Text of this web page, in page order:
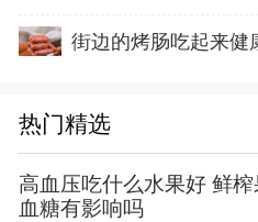
街边的烤肠吃起来健
热门精选
高血压吃什么水果好 鲜
血糖有影响吗